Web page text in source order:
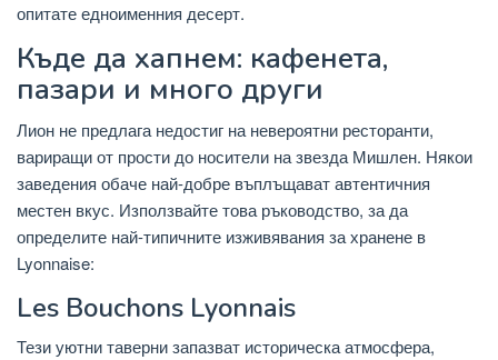
опитате едноименния десерт.
Къде да хапнем: кафенета,
пазари и много други
Лион не предлага недостиг на невероятни ресторанти,
вариращи от прости до носители на звезда Мишлен. Някои
заведения обаче най-добре въплъщават автентичния
местен вкус. Използвайте това ръководство, за да
определите най-типичните изживявания за хранене в
Lyonnaise:
Les Bouchons Lyonnais
Тези уютни таверни запазват историческа атмосфера,